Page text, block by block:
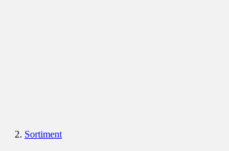
Sortiment